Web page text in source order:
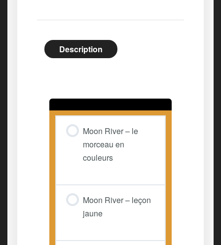
Description
Moon River – le
morceau en
couleurs
Moon River – leçon
jaune